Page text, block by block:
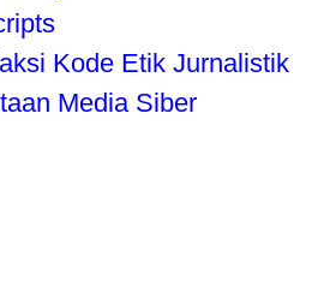
Kode Etik Jurnalistik
Media Siber